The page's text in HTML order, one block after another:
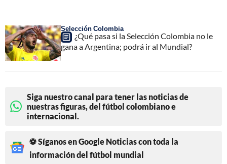
Selección Colombia
¿Qué pasa si la Selección Colombia no le
gana a Argentina; podrá ir al Mundial?
Siga nuestro canal para tener las noticias de
nuestras figuras, del fútbol colombiano e
internacional.
⚽ Síganos en Google Noticias con toda la
información del fútbol mundial